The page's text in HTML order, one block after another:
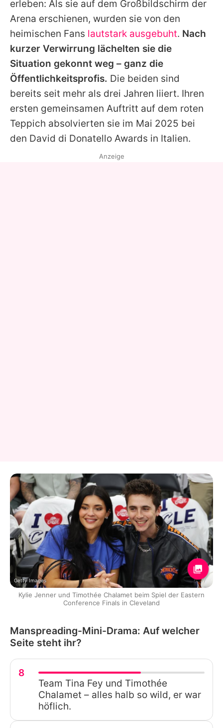
erleben: Als sie auf dem Großbildschirm der
Arena erschienen, wurden sie von den
heimischen Fans lautstark ausgebuht. Nach
kurzer Verwirrung lächelten sie die
Situation gekonnt weg – ganz die
Öffentlichkeitsprofis. Die beiden sind
bereits seit mehr als drei Jahren liiert. Ihren
ersten gemeinsamen Auftritt auf dem roten
Teppich absolvierten sie im Mai 2025 bei
den David di Donatello Awards in Italien.
Anzeige
Getty Images
Kylie Jenner und Timothée Chalamet beim Spiel der Eastern
Conference Finals in Cleveland
Manspreading-Mini-Drama: Auf welcher
Seite steht ihr?
8
Team Tina Fey und Timothée
Chalamet – alles halb so wild, er war
höflich.